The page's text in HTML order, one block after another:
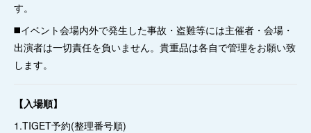
す。
◼️イベント会場内外で発生した事故・盗難等には主催者・会場・
出演者は一切責任を負いません。貴重品は各自で管理をお願い致
します。
【入場順】
1.TIGET予約(整理番号順)